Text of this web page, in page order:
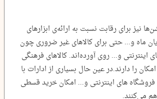
نیز برای رقابت نسبت به ارائه‌ی ابزارهای
ماه و... حتی برای کالاهای غیر ضروری چون
اینترنتی و... روی آورده‌اند. کالاهای فرهنگی
را دارند.در عین حال بسیاری از ادارات با
فروشگاه های اینترنتی و... امکان خرید قسطی
می‌کنند.